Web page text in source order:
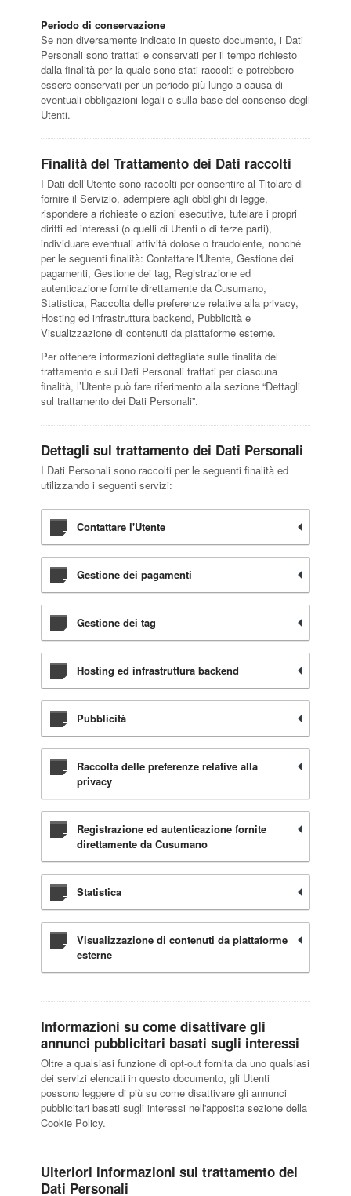
Periodo di conservazione
Se non diversamente indicato in questo documento, i Dati
Personali sono trattati e conservati per il tempo richiesto
dalla finalità per la quale sono stati raccolti e potrebbero
essere conservati per un periodo più lungo a causa di
eventuali obbligazioni legali o sulla base del consenso degli
Utenti.
Finalità del Trattamento dei Dati raccolti
I Dati dell’Utente sono raccolti per consentire al Titolare di
fornire il Servizio, adempiere agli obblighi di legge,
rispondere a richieste o azioni esecutive, tutelare i propri
diritti ed interessi (o quelli di Utenti o di terze parti),
individuare eventuali attività dolose o fraudolente, nonché
per le seguenti finalità: Contattare l'Utente, Gestione dei
pagamenti, Gestione dei tag, Registrazione ed
autenticazione fornite direttamente da Cusumano,
Statistica, Raccolta delle preferenze relative alla privacy,
Hosting ed infrastruttura backend, Pubblicità e
Visualizzazione di contenuti da piattaforme esterne.
Per ottenere informazioni dettagliate sulle finalità del
trattamento e sui Dati Personali trattati per ciascuna
finalità, l’Utente può fare riferimento alla sezione “Dettagli
sul trattamento dei Dati Personali”.
Dettagli sul trattamento dei Dati Personali
I Dati Personali sono raccolti per le seguenti finalità ed
utilizzando i seguenti servizi:
Contattare l'Utente
Gestione dei pagamenti
Gestione dei tag
Hosting ed infrastruttura backend
Pubblicità
Raccolta delle preferenze relative alla
privacy
Registrazione ed autenticazione fornite
direttamente da Cusumano
Statistica
Visualizzazione di contenuti da piattaforme
esterne
Informazioni su come disattivare gli
annunci pubblicitari basati sugli interessi
Oltre a qualsiasi funzione di opt-out fornita da uno qualsiasi
dei servizi elencati in questo documento, gli Utenti
possono leggere di più su come disattivare gli annunci
pubblicitari basati sugli interessi nell'apposita sezione della
Cookie Policy.
Ulteriori informazioni sul trattamento dei
Dati Personali